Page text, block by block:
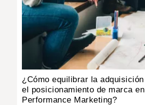
¿Cómo equilibrar la
el posicionamiento de marca
Performance Marketing?